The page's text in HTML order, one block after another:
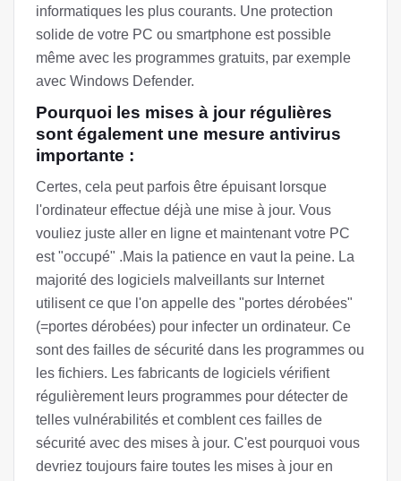
informatiques les plus courants. Une protection
solide de votre PC ou smartphone est possible
même avec les programmes gratuits, par exemple
avec Windows Defender.
Pourquoi les mises à jour régulières
sont également une mesure antivirus
importante :
Certes, cela peut parfois être épuisant lorsque
l'ordinateur effectue déjà une mise à jour. Vous
vouliez juste aller en ligne et maintenant votre PC
est "occupé" .Mais la patience en vaut la peine. La
majorité des logiciels malveillants sur Internet
utilisent ce que l'on appelle des "portes dérobées"
(=portes dérobées) pour infecter un ordinateur. Ce
sont des failles de sécurité dans les programmes ou
les fichiers. Les fabricants de logiciels vérifient
régulièrement leurs programmes pour détecter de
telles vulnérabilités et comblent ces failles de
sécurité avec des mises à jour. C'est pourquoi vous
devriez toujours faire toutes les mises à jour en